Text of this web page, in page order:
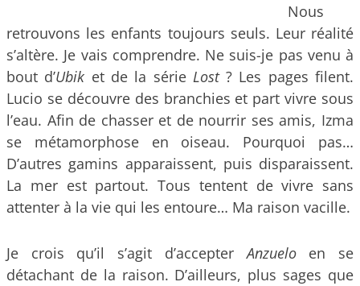
Nous
retrouvons les enfants toujours seuls. Leur réalité
s’altère. Je vais comprendre. Ne suis-je pas venu à
bout d’Ubik et de la série Lost? Les pages filent.
Lucio se découvre des branchies et part vivre sous
l’eau. Afin de chasser et de nourrir ses amis, Izma
se métamorphose en oiseau. Pourquoi pas…
D’autres gamins apparaissent, puis disparaissent.
La mer est partout. Tous tentent de vivre sans
attenter à la vie qui les entoure… Ma raison vacille.
Je crois qu’il s’agit d’accepterAnzueloen se
détachant de la raison. D’ailleurs, plus sages que